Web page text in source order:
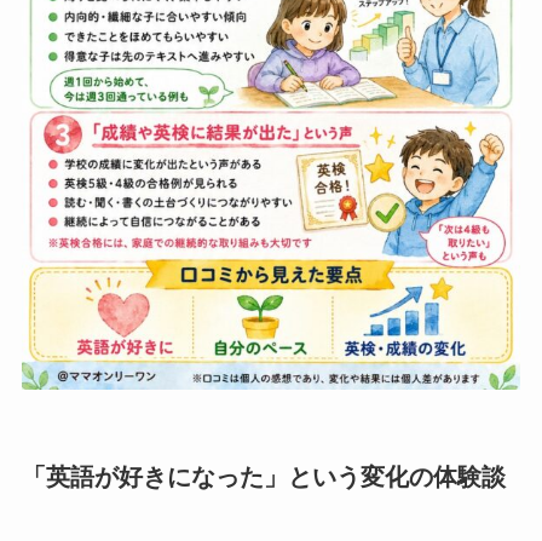
「英語が好きになった」という変化の体験談